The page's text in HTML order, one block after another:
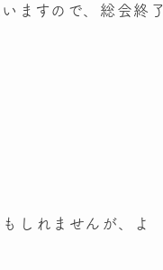
ますので、総会終了
しれませんが、よ